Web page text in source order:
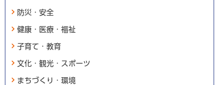
防災・安全
健康・医療・福祉
子育て・教育
文化・観光・スポーツ
まちづくり・環境